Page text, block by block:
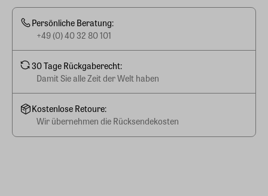
Persönliche Beratung:
+49 (0) 40 32 80 101
30 Tage Rückgaberecht:
Damit Sie alle Zeit der Welt haben
Kostenlose Retoure:
Wir übernehmen die Rücksendekosten